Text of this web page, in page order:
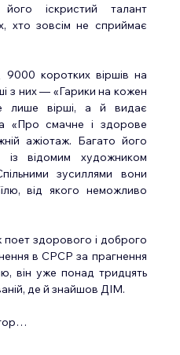
іскристий талант
хто зовсім не сприймає
коротких віршів на
з них — «Гарики на кожен
лише вірші, а й видає
«Про смачне і здорове
ажіотаж. Багато його
відомим художником
зусиллями вони
від якого неможливо
здорового і доброго
в СРСР за прагнення
він уже понад тридцять
де й знайшов ДІМ.